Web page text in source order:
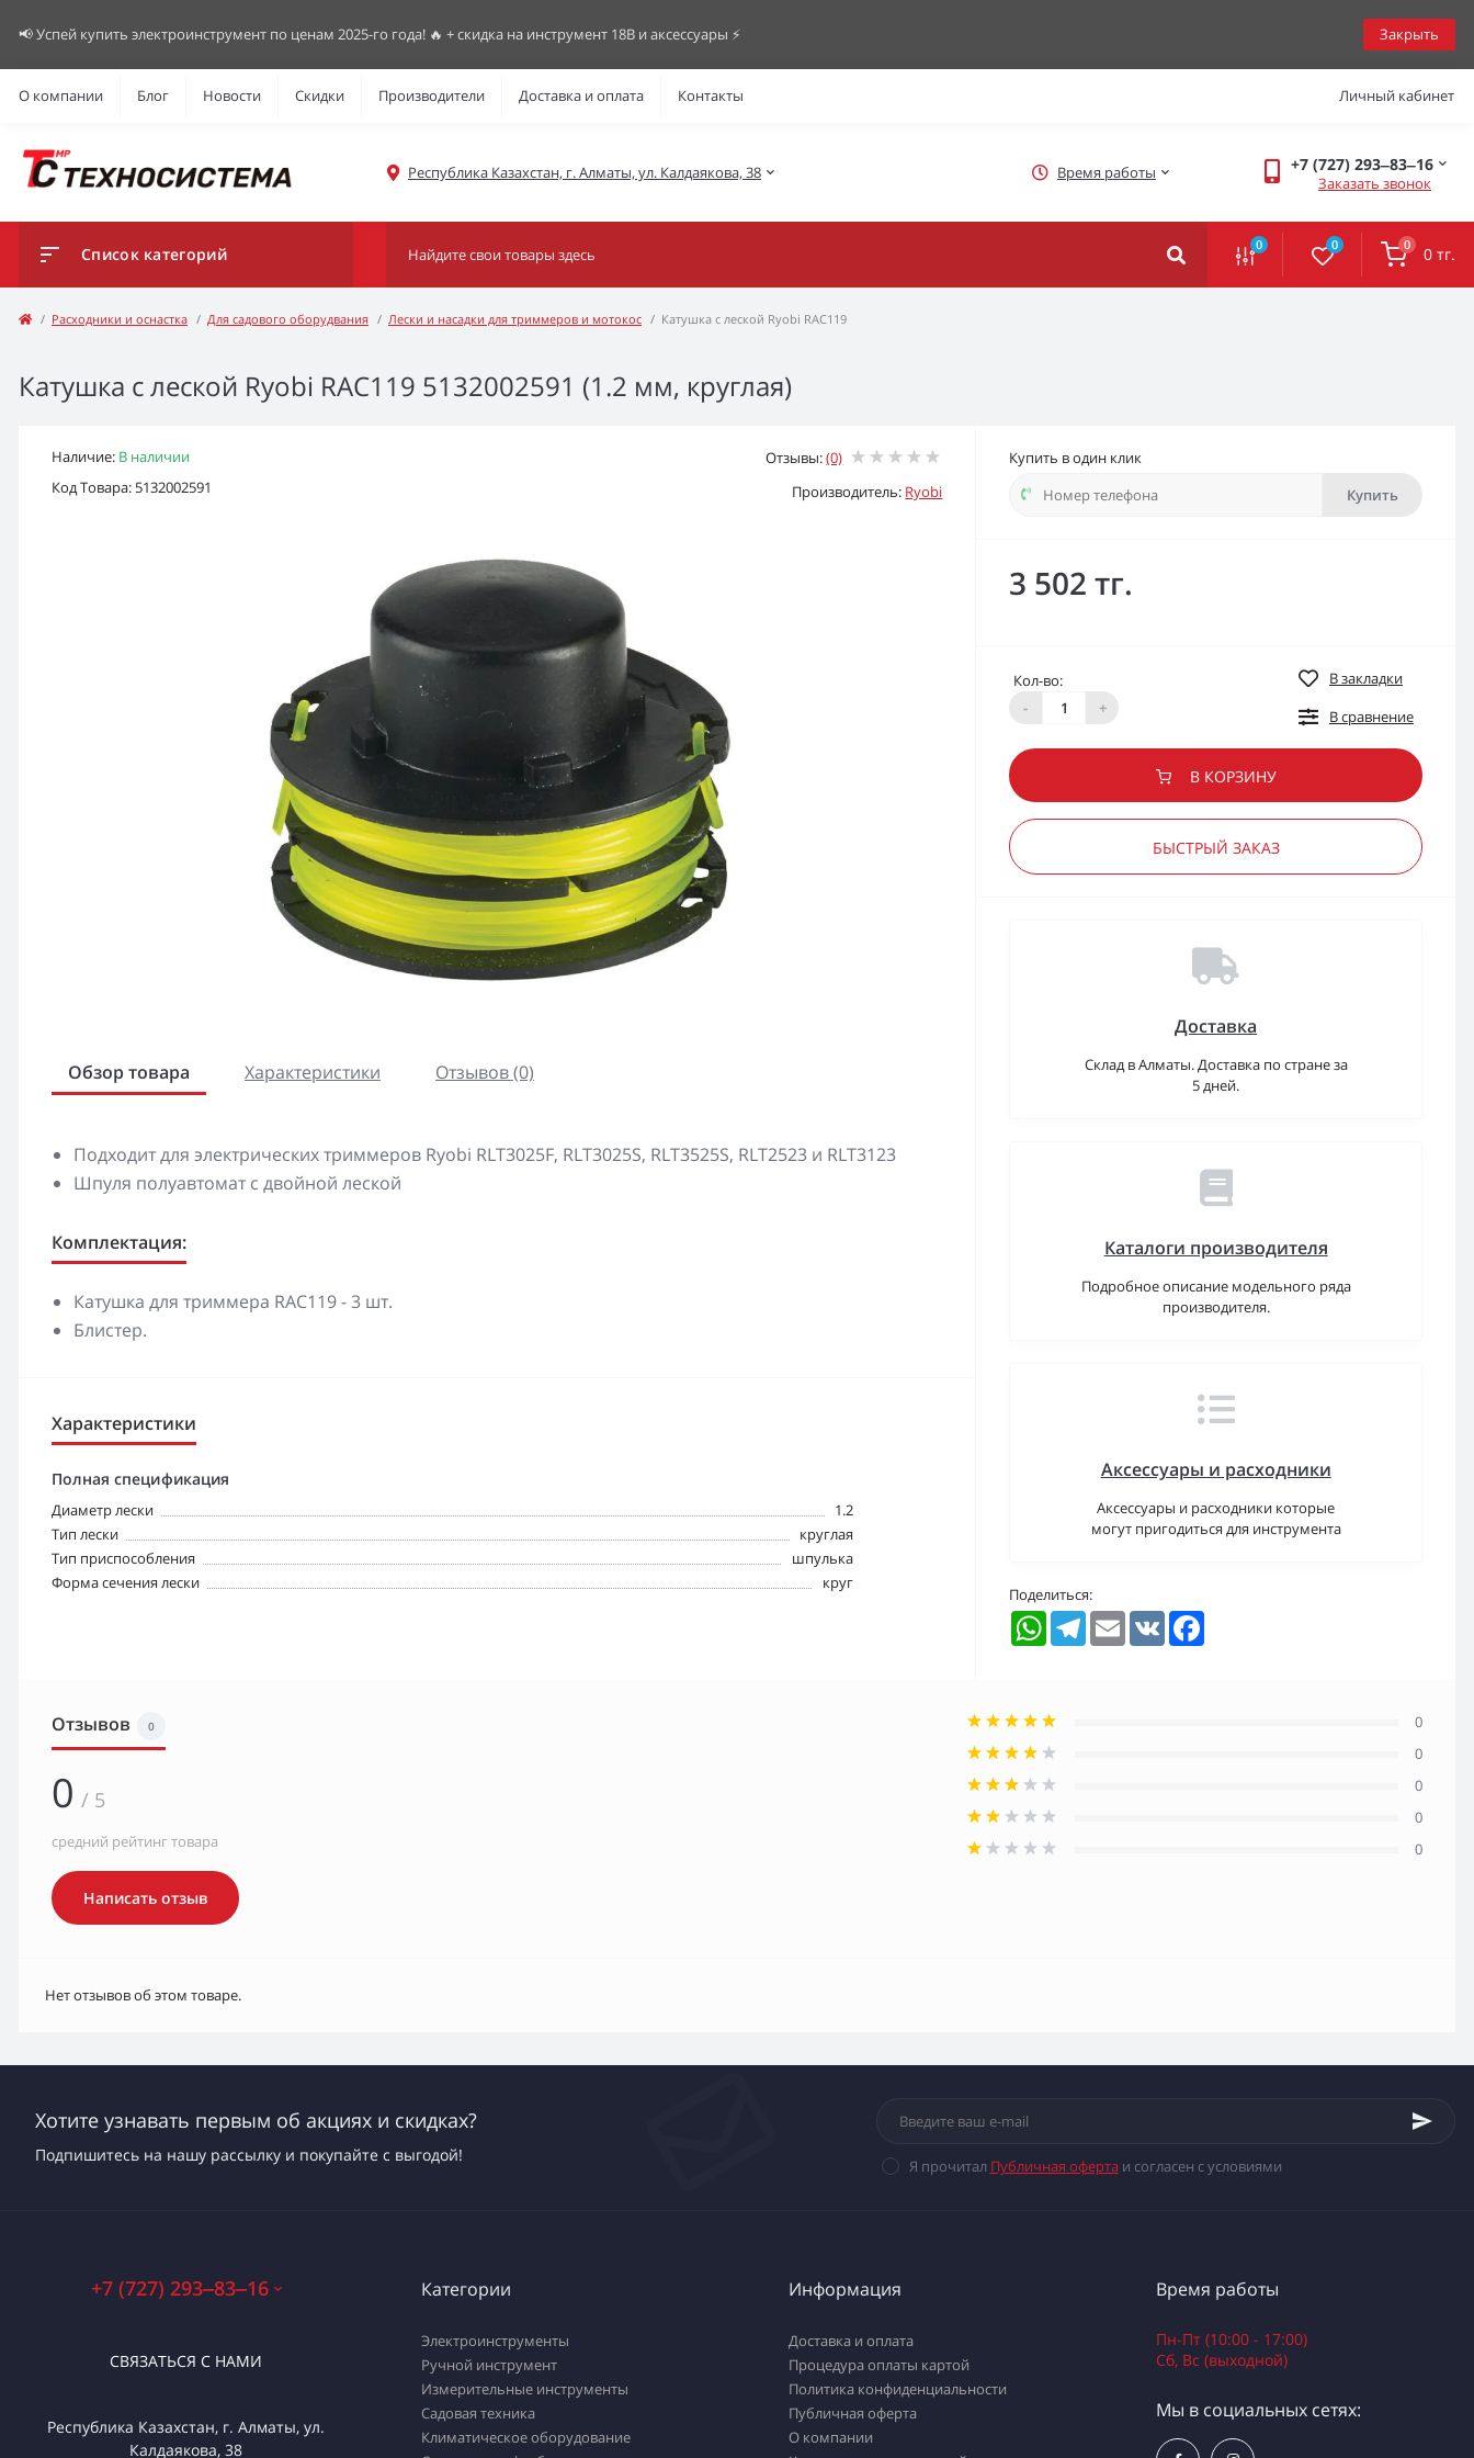
📢 Успей купить электроинструмент по ценам 2025-го года! 🔥 + скидка на инструмент 18В и аксессуары ⚡️ Закрыть
О компании Блог Новости Скидки Производители Доставка и оплата Контакты Личный кабинет
Республика Казахстан, г. Алматы, ул. Калдаякова, 38 Время работы +7 (727) 293‒83‒16
Заказать звонок
Список категорий 0 0 0 0 тг.
Расходники и оснастка Для садового оборудвания Лески и насадки для триммеров и мотокос Катушка с леской Ryobi RAC119
Катушка с леской Ryobi RAC119 5132002591 (1.2 мм, круглая)
Наличие: В наличии
Код Товара: 5132002591
Отзывы:(0)
Производитель: Ryobi
Обзор товара Характеристики Отзывов (0)
Подходит для электрических триммеров Ryobi RLT3025F, RLT3025S, RLT3525S, RLT2523 и RLT3123
Шпуля полуавтомат с двойной леской
Комплектация:
Катушка для триммера RAC119 - 3 шт.
Блистер.
Характеристики
Полная спецификация
Диаметр лески
1.2
Тип лески
круглая
Тип приспособления
шпулька
Форма сечения лески
круг
Купить в один клик
Купить
3 502 тг.
Кол-во:
-
+
В закладки
В сравнение
В КОРЗИНУ
БЫСТРЫЙ ЗАКАЗ
Доставка
Склад в Алматы. Доставка по стране за
5 дней.
Каталоги производителя
Подробное описание модельного ряда
производителя.
Аксессуары и расходники
Аксессуары и расходники которые
могут пригодиться для инструмента
Поделиться:
WhatsAppTelegramEmail VK
Отзывов 0
0 / 5
средний рейтинг товара
Написать отзыв
0
0
0
0
0
Нет отзывов об этом товаре.
Хотите узнавать первым об акциях и скидках?
Подпишитесь на нашу рассылку и покупайте с выгодой!
Я прочитал Публичная офертаи согласен с условиями
+7 (727) 293‒83‒16
СВЯЗАТЬСЯ С НАМИ
Республика Казахстан, г. Алматы, ул.
Калдаякова, 38
Категории
Электроинструменты
Ручной инструмент
Измерительные инструменты
Садовая техника
Климатическое оборудование
Информация
Доставка и оплата
Процедура оплаты картой
Политика конфиденциальности
Публичная оферта
О компании
Время работы
Пн-Пт (10:00 - 17:00)
Сб, Вс (выходной)
Мы в социальных сетях: